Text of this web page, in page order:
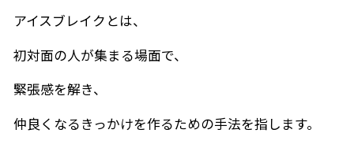
アイスブレイクとは、
初対面の人が集まる場面で、
緊張感を解き、
仲良くなるきっかけを作るための手法を指します。